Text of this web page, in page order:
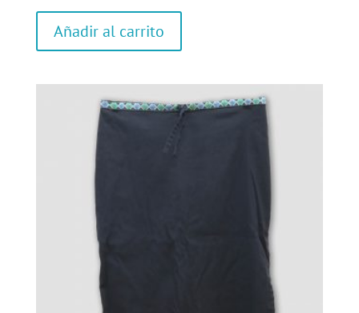
Añadir al carrito